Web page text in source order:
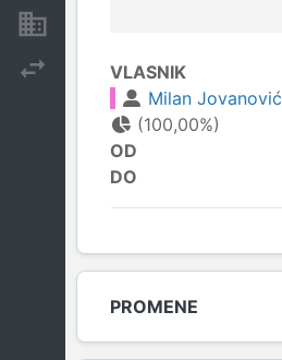
VLASNIK
Milan Jovanović
(100,00%)
OD
DO
PROMENE